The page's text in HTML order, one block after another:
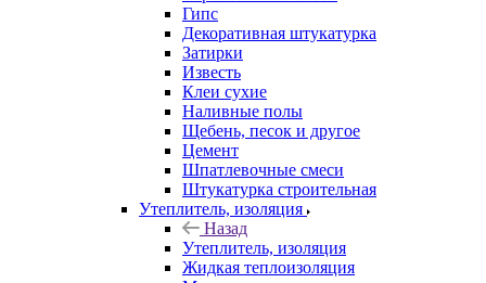
Гипс
Декоративная штукатурка
Затирки
Известь
Клеи сухие
Наливные полы
Щебень, песок и другое
Цемент
Шпатлевочные смеси
Штукатурка строительная
Утеплитель, изоляция
Назад
Утеплитель, изоляция
Жидкая теплоизоляция